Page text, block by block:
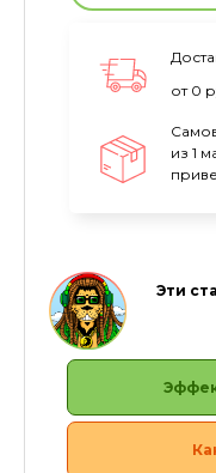
от 0
из 1
Эти